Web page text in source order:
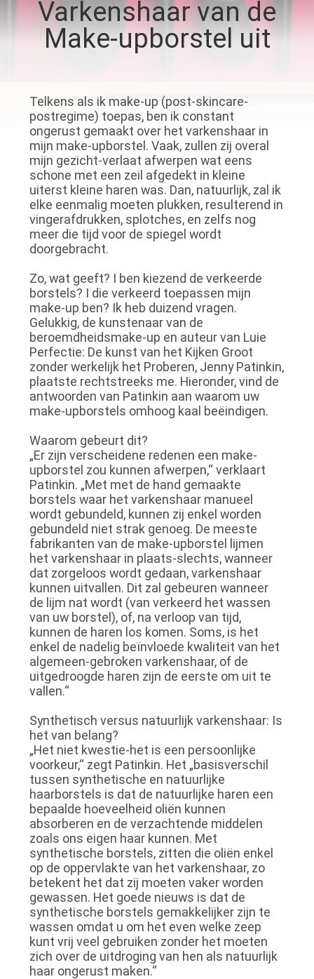
SITEMAP
PRIVACY
Varkenshaar van de
Make-upborstel uit
Telkens als ik make-up (post-skincare-
postregime) toepas, ben ik constant
ongerust gemaakt over het varkenshaar in
mijn make-upborstel. Vaak, zullen zij overal
mijn gezicht-verlaat afwerpen wat eens
schone met een zeil afgedekt in kleine
uiterst kleine haren was. Dan, natuurlijk, zal ik
elke eenmalig moeten plukken, resulterend in
vingerafdrukken, splotches, en zelfs nog
meer die tijd voor de spiegel wordt
doorgebracht.
Zo, wat geeft? I ben kiezend de verkeerde
borstels? I die verkeerd toepassen mijn
make-up ben? Ik heb duizend vragen.
Gelukkig, de kunstenaar van de
beroemdheidsmake-up en auteur van Luie
Perfectie: De kunst van het Kijken Groot
zonder werkelijk het Proberen, Jenny Patinkin,
plaatste rechtstreeks me. Hieronder, vind de
antwoorden van Patinkin aan waarom uw
make-upborstels omhoog kaal beëindigen.
Waarom gebeurt dit?
„Er zijn verscheidene redenen een make-
upborstel zou kunnen afwerpen,“ verklaart
Patinkin. „Met met de hand gemaakte
borstels waar het varkenshaar manueel
wordt gebundeld, kunnen zij enkel worden
gebundeld niet strak genoeg. De meeste
fabrikanten van de make-upborstel lijmen
het varkenshaar in plaats-slechts, wanneer
dat zorgeloos wordt gedaan, varkenshaar
kunnen uitvallen. Dit zal gebeuren wanneer
de lijm nat wordt (van verkeerd het wassen
van uw borstel), of, na verloop van tijd,
kunnen de haren los komen. Soms, is het
enkel de nadelig beïnvloede kwaliteit van het
algemeen-gebroken varkenshaar, of de
uitgedroogde haren zijn de eerste om uit te
vallen.“
Synthetisch versus natuurlijk varkenshaar: Is
het van belang?
„Het niet kwestie-het is een persoonlijke
voorkeur,“ zegt Patinkin. Het „basisverschil
tussen synthetische en natuurlijke
haarborstels is dat de natuurlijke haren een
bepaalde hoeveelheid oliën kunnen
absorberen en de verzachtende middelen
zoals ons eigen haar kunnen. Met
synthetische borstels, zitten die oliën enkel
op de oppervlakte van het varkenshaar, zo
betekent het dat zij moeten vaker worden
gewassen. Het goede nieuws is dat de
synthetische borstels gemakkelijker zijn te
wassen omdat u om het even welke zeep
kunt vrij veel gebruiken zonder het moeten
zich over de uitdroging van hen als natuurlijk
haar ongerust maken.“